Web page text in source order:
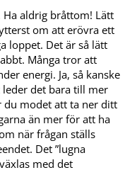
aldrig bråttom! Lätt
om att erövra ett
loppet. Det är så lätt
Många tror att
energi. Ja, så kanske
det bara till mer
du modet att ta ner ditt
än mer för att ha
när frågan ställs
Det ”lugna
förväxlas med det